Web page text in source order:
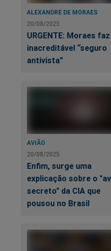
ALEXANDRE DE MORAES
20/08/2025
URGENTE: Moraes
inacreditável “seguro
antivista”
AVIÃO
20/08/2025
Enfim, surge uma
explicação sobre o
secreto" da CIA que
pousou no Brasil